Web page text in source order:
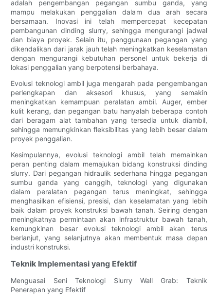
adalah pengembangan pegangan sumbu ganda, yang
mampu melakukan penggalian dalam dua arah secara
bersamaan. Inovasi ini telah mempercepat kecepatan
pembangunan dinding slurry, sehingga mengurangi jadwal
dan biaya proyek. Selain itu, penggunaan pegangan yang
dikendalikan dari jarak jauh telah meningkatkan keselamatan
dengan mengurangi kebutuhan personel untuk bekerja di
lokasi penggalian yang berpotensi berbahaya.
Evolusi teknologi ambil juga mengarah pada pengembangan
perlengkapan dan aksesori khusus, yang semakin
meningkatkan kemampuan peralatan ambil. Auger, ember
kulit kerang, dan pegangan batu hanyalah beberapa contoh
dari beragam alat tambahan yang tersedia untuk diambil,
sehingga memungkinkan fleksibilitas yang lebih besar dalam
proyek penggalian.
Kesimpulannya, evolusi teknologi ambil telah memainkan
peran penting dalam memajukan bidang konstruksi dinding
slurry. Dari pegangan hidraulik sederhana hingga pegangan
sumbu ganda yang canggih, teknologi yang digunakan
dalam peralatan pegangan terus meningkat, sehingga
menghasilkan efisiensi, presisi, dan keselamatan yang lebih
baik dalam proyek konstruksi bawah tanah. Seiring dengan
meningkatnya permintaan akan infrastruktur bawah tanah,
kemungkinan besar evolusi teknologi ambil akan terus
berlanjut, yang selanjutnya akan membentuk masa depan
industri konstruksi.
Teknik Implementasi yang Efektif
Menguasai Seni Teknologi Slurry Wall Grab: Teknik
Penerapan yang Efektif